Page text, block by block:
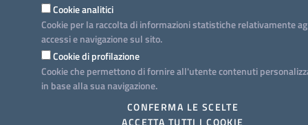
Cookie analitici
Cookie per la raccolta di informazioni statistiche relativamente
accessi e navigazione sul sito.
Cookie di profilazione
Cookie che permettono di fornire all'utente contenuti
in base alla sua navigazione.
CONFERMA LE SCELTE